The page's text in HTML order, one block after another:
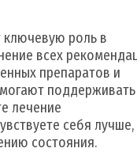
ключевую роль в
всех
препаратов и
поддерживать
лечение
себя лучше,
состояния.